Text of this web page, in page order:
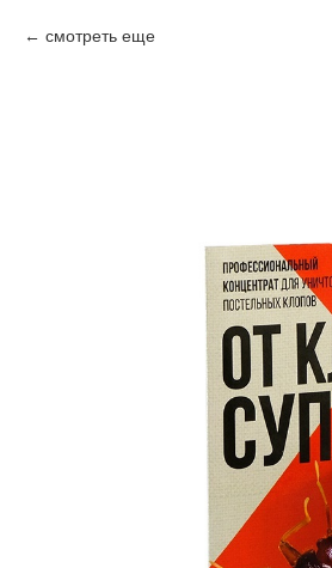
смотреть еще